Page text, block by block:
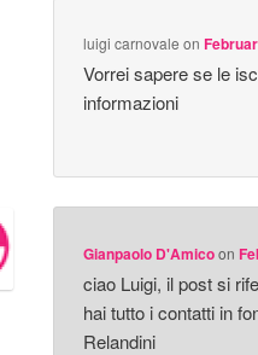
luigi carnovale on
Vorrei sapere se le
informazioni
Gianpaolo D'Amicoon
ciao Luigi, il post si
hai tutto i contatti in
Relandini